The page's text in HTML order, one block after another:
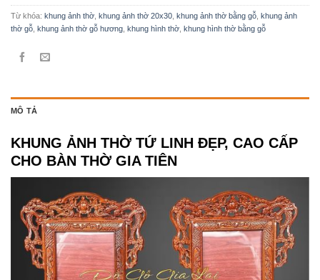
Từ khóa: khung ảnh thờ khung ảnh thờ 20x30 khung ảnh thờ bằng gỗ khung ảnh
thờ gỗ khung ảnh thờ gỗ hương khung hình thờ khung hình thờ bằng gỗ
MÔ TẢ
KHUNG ẢNH THỜ TỨ LINH ĐẸP, CAO CẤP
CHO BÀN THỜ GIA TIÊN